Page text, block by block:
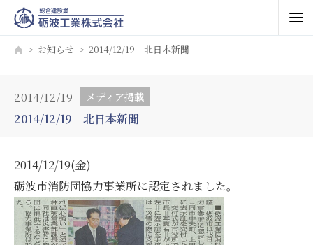
お知らせ 2014/12/19 北日本新聞
2014/12/19 メディア掲載
2014/12/19 北日本新聞
2014/12/19(金)
砺波市消防団協力事業所に認定されました。